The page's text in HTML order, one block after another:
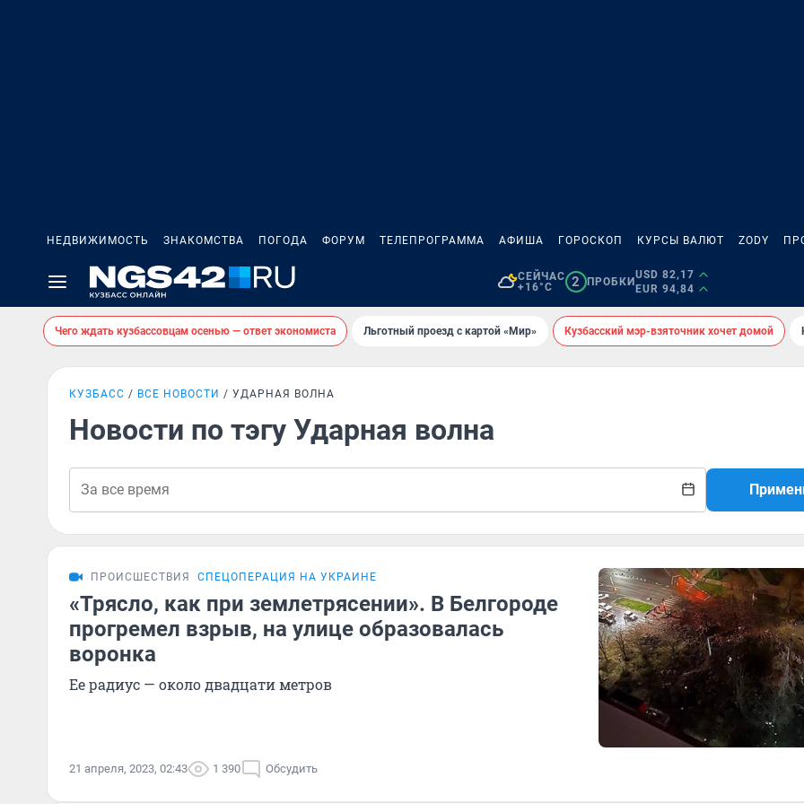
НЕДВИЖИМОСТЬ ЗНАКОМСТВА ПОГОДА ФОРУМ ТЕЛЕПРОГРАММА АФИША ГОРОСКОП КУРСЫ ВАЛЮТ ZODY
СЕЙЧАС
+16°C
2 ПРОБКИ
USD 82,17
EUR 94,84
Чего ждать кузбассовцам осенью — ответ экономиста Льготный проезд с картой «Мир» Кузбасский мэр-взяточник хочет домой
КУЗБАСС ВСЕ НОВОСТИ УДАРНАЯ ВОЛНА
Новости по тэгу Ударная волна
ПРОИСШЕСТВИЯ СПЕЦОПЕРАЦИЯ НА УКРАИНЕ
«Трясло, как при землетрясении». В Белгороде
прогремел взрыв, на улице образовалась
воронка
Ее радиус — около двадцати метров
21 апреля, 2023, 02:43 1 390 Обсудить